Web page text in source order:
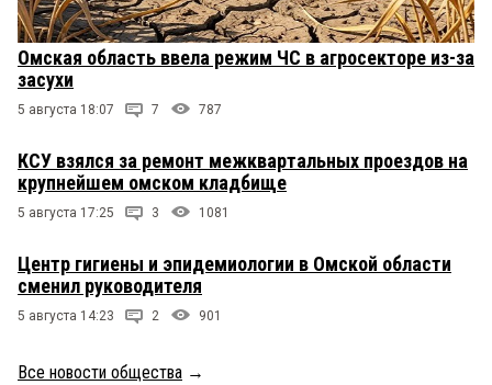
Омская область ввела режим ЧС в агросекторе из-за
засухи
5 августа 18:07 7 787
КСУ взялся за ремонт межквартальных проездов на
крупнейшем омском кладбище
5 августа 17:25 3 1081
Центр гигиены и эпидемиологии в Омской области
сменил руководителя
5 августа 14:23 2 901
Все новости общества →